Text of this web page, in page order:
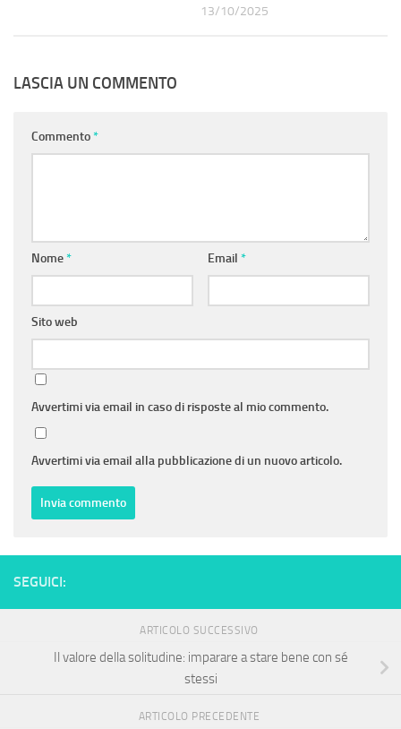
13/10/2025
LASCIA UN COMMENTO
Commento*
Nome* Email *
Sito web
Avvertimi via email in caso di risposte al mio commento.
Avvertimi via email alla pubblicazione di un nuovo articolo.
SEGUICI:
ARTICOLO SUCCESSIVO
Il valore della solitudine: imparare a stare bene con sé
stessi
ARTICOLO PRECEDENTE